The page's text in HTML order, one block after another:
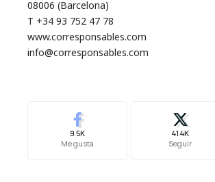
08006 (Barcelona)
T +34 93 752 47 78
www.corresponsables.com
info@corresponsables.com
9.5K
Me gusta
41.4K
Seguir